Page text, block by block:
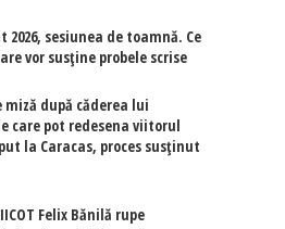
2026, sesiunea de toamnă. Ce
vor susține probele scrise
miză după căderea lui
care pot redesena viitorul
la Caracas, proces susținut
Felix Bănilă rupe